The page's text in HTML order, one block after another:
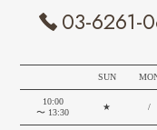
03-6261-
SUN
10:00
〜 13:30
★ /